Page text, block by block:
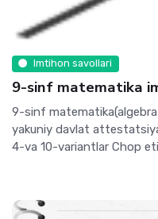
Imtihon savollari
9-sinf matematika
9-sinf
yakuniy davlat
4-va 10-variantlar Chop